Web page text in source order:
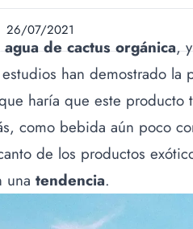
26/07/2021
agua de cactus orgánica,
han demostrado la
haría que este producto
como bebida aún poco
de los productos
una tendencia.